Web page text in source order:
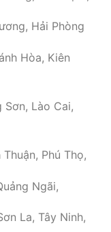
Hải Phòng
Hòa, Kiên
Sơn, Lào Cai,
Phú Thọ,
Ngãi,
La, Tây Ninh,